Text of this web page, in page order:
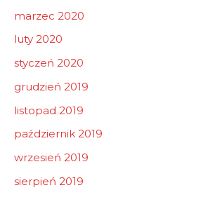
marzec 2020
luty 2020
styczeń 2020
grudzień 2019
listopad 2019
październik 2019
wrzesień 2019
sierpień 2019